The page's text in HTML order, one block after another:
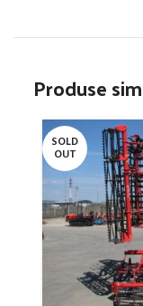
Produse
SOLD
OUT